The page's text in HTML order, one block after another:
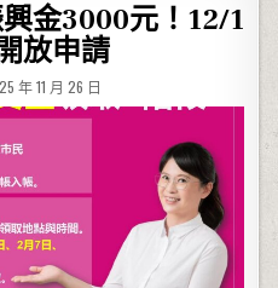
金3000元！12/1
放申請
年 11 月 26 日